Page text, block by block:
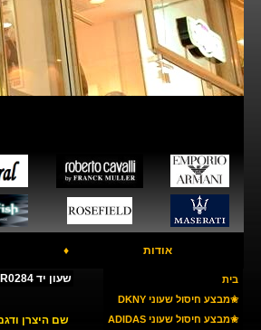
אודות ♦
בית
✬מבצע חיסול שעוני DKNY
✬מבצע חיסול שעוני ADIDAS
שעון יד ARMANI AR0284
שם היצרן